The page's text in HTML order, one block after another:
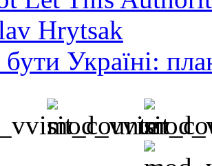
Hrytsak
Україні: